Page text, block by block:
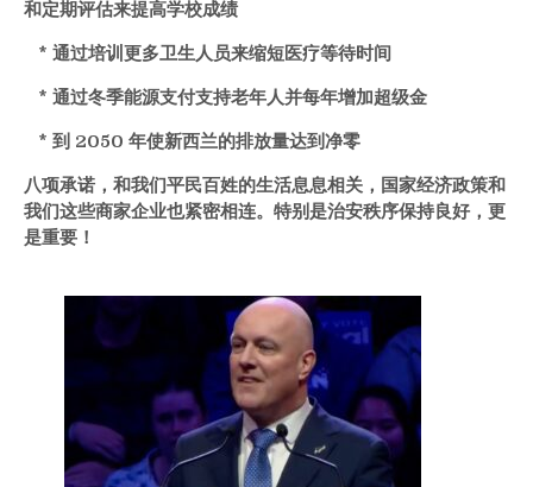
和定期评估来提高学校成绩
* 通过培训更多卫生人员来缩短医疗等待时间
* 通过冬季能源支付支持老年人并每年增加超级金
* 到 2050 年使新西兰的排放量达到净零
八项承诺，和我们平民百姓的生活息息相关，国家经济政策和
我们这些商家企业也紧密相连。特别是治安秩序保持良好，更
是重要！